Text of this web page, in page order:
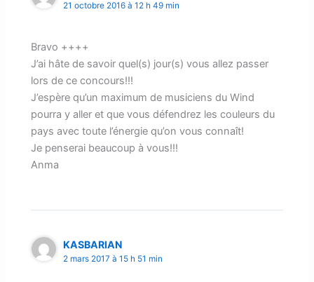
21 octobre 2016 à 12 h 49 min
Bravo ++++
J’ai hâte de savoir quel(s) jour(s) vous allez passer
lors de ce concours!!!
J’espère qu’un maximum de musiciens du Wind
pourra y aller et que vous défendrez les couleurs du
pays avec toute l’énergie qu’on vous connaît!
Je penserai beaucoup à vous!!!
Anma
KASBARIAN
2 mars 2017 à 15 h 51 min